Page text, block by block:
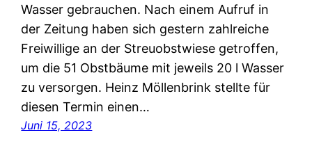
Wasser gebrauchen. Nach einem Aufruf in
der Zeitung haben sich gestern zahlreiche
Freiwillige an der Streuobstwiese getroffen,
um die 51 Obstbäume mit jeweils 20 l Wasser
zu versorgen. Heinz Möllenbrink stellte für
diesen Termin einen…
Juni 15, 2023